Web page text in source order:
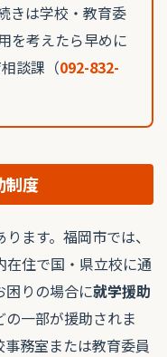
きは学校・教育委
を考えたら早めに
談課（092-832-
制度
ます。福岡市では、
住で国・県立校に通
困りの場合に就学援助
一部が援助されま
務室または教育委員